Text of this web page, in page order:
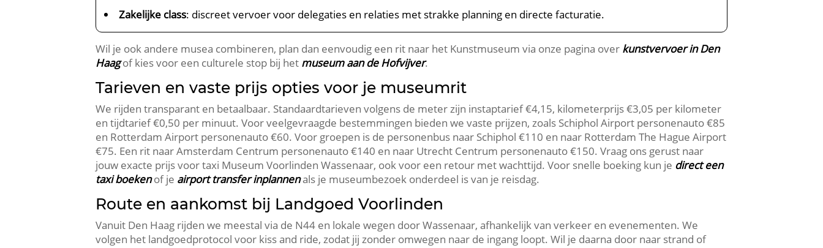
Zakelijke class: discreet vervoer voor delegaties en relaties met strakke planning en directe facturatie.
Wil je ook andere musea combineren, plan dan eenvoudig een rit naar het Kunstmuseum via onze pagina over kunstvervoer in Den
Haagof kies voor een culturele stop bij het museum aan de Hofvijver.
Tarieven en vaste prijs opties voor je museumrit
We rijden transparant en betaalbaar. Standaardtarieven volgens de meter zijn instaptarief €4,15, kilometerprijs €3,05 per kilometer
en tijdtarief €0,50 per minuut. Voor veelgevraagde bestemmingen bieden we vaste prijzen, zoals Schiphol Airport personenauto €85
en Rotterdam Airport personenauto €60. Voor groepen is de personenbus naar Schiphol €110 en naar Rotterdam The Hague Airport
€75. Een rit naar Amsterdam Centrum personenauto €140 en naar Utrecht Centrum personenauto €150. Vraag ons gerust naar
jouw exacte prijs voor taxi Museum Voorlinden Wassenaar, ook voor een retour met wachttijd. Voor snelle boeking kun je direct een
taxi boekenof je airport transfer inplannenals je museumbezoek onderdeel is van je reisdag.
Route en aankomst bij Landgoed Voorlinden
Vanuit Den Haag rijden we meestal via de N44 en lokale wegen door Wassenaar, afhankelijk van verkeer en evenementen. We
volgen het landgoedprotocol voor kiss and ride, zodat jij zonder omwegen naar de ingang loopt. Wil je daarna door naar strand of